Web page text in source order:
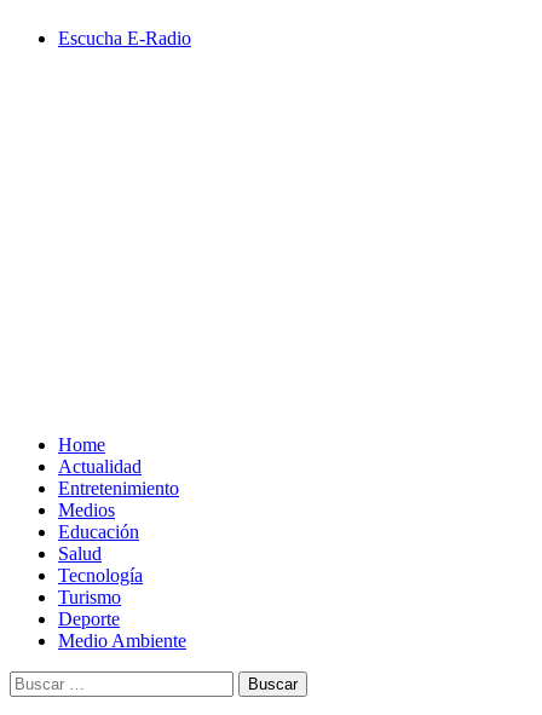
Escucha E-Radio
Home
Actualidad
Entretenimiento
Medios
Educación
Salud
Tecnología
Turismo
Deporte
Medio Ambiente
Buscar: